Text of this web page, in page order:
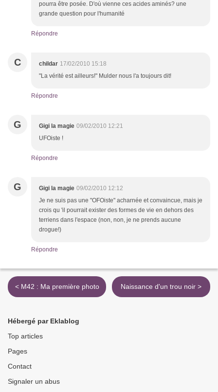
pourra être posée. D'où vienne ces acides aminés? une
grande question pour l'humanité
Répondre
C childar 17/02/2010 15:18
"La vérité est ailleurs!" Mulder nous l'a toujours dit!
Répondre
G Gigi la magie 09/02/2010 12:21
UFOiste !
Répondre
G Gigi la magie 09/02/2010 12:12
Je ne suis pas une "OFOiste" acharnée et convaincue, mais je
crois qu 'il pourrait exister des formes de vie en dehors des
terriens dans l'espace (non, non, je ne prends aucune
drogue!)
Répondre
< M42 : Ma première photo Naissance d'un trou noir >
Hébergé par Eklablog
Top articles
Pages
Contact
Signaler un abus